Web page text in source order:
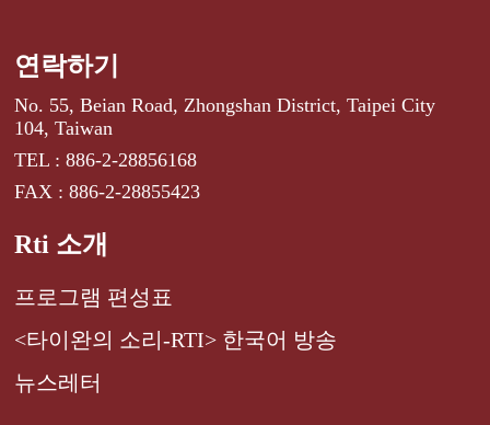
연락하기
No. 55, Beian Road, Zhongshan District, Taipei City
104, Taiwan
TEL : 886-2-28856168
FAX : 886-2-28855423
Rti 소개
프로그램 편성표
<타이완의 소리-RTI> 한국어 방송
뉴스레터